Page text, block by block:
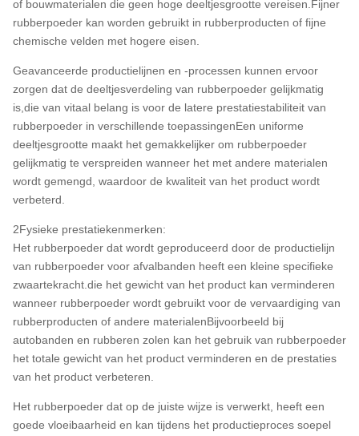
of bouwmaterialen die geen hoge deeltjesgrootte vereisen.Fijner
rubberpoeder kan worden gebruikt in rubberproducten of fijne
chemische velden met hogere eisen.
Geavanceerde productielijnen en -processen kunnen ervoor
zorgen dat de deeltjesverdeling van rubberpoeder gelijkmatig
is,die van vitaal belang is voor de latere prestatiestabiliteit van
rubberpoeder in verschillende toepassingenEen uniforme
deeltjesgrootte maakt het gemakkelijker om rubberpoeder
gelijkmatig te verspreiden wanneer het met andere materialen
wordt gemengd, waardoor de kwaliteit van het product wordt
verbeterd.
2Fysieke prestatiekenmerken:
Het rubberpoeder dat wordt geproduceerd door de productielijn
van rubberpoeder voor afvalbanden heeft een kleine specifieke
zwaartekracht.die het gewicht van het product kan verminderen
wanneer rubberpoeder wordt gebruikt voor de vervaardiging van
rubberproducten of andere materialenBijvoorbeeld bij
autobanden en rubberen zolen kan het gebruik van rubberpoeder
het totale gewicht van het product verminderen en de prestaties
van het product verbeteren.
Het rubberpoeder dat op de juiste wijze is verwerkt, heeft een
goede vloeibaarheid en kan tijdens het productieproces soepel